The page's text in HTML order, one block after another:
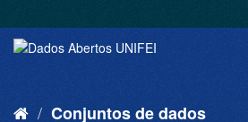
Conjuntos de dados